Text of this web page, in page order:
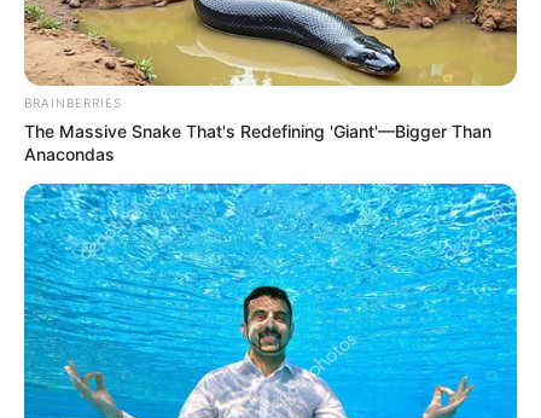
BRAINBERRIES
The Massive Snake That's Redefining 'Giant'—Bigger Than
Anacondas